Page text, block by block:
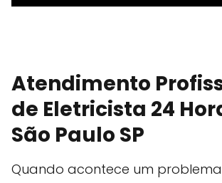
Atendimento
de Eletricista 24
São Paulo SP
Quando acontece um